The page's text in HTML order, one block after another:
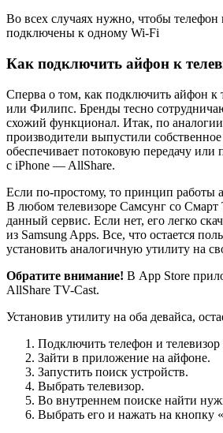
Во всех случаях нужно, чтобы телефон
подключены к одному Wi-Fi
Как подключить айфон к
Сперва о том, как подключить айфон к
или Филипс. Бренды тесно
схожий функционал. Итак, по
производители выпустили
обеспечивает потоковую передачу или
с iPhone — AllShare.
Если по-простому, то принцип работы
В любом телевизоре Самсунг со Смарт
данный сервис. Если нет, его легко
из Samsung Apps. Все, что остается
установить аналогичную утилиту на
Обратите внимание! В App Store
AllShare TV-Cast.
Установив утилиту на оба девайса,
Подключить телефон и
Зайти в приложение на айфоне.
Запустить поиск устройств.
Выбрать телевизор.
Во внутреннем поиске найти
Выбрать его и нажать на кнопку